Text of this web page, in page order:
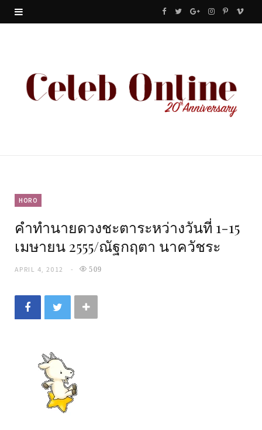
F
e
b
T
t
G
g
l
I
t
a
P
t
e
V
HORO
คำทำนายดวงชะตาระหว่างวันที่ 1-15
เมษายน 2555/ณัฐกฤตา นาควัชระ
APRIL 4, 2012 509